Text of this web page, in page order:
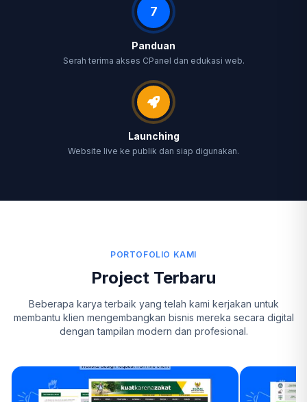
7
Panduan
Serah terima akses CPanel dan edukasi web.
Launching
Website live ke publik dan siap digunakan.
PORTOFOLIO KAMI
Project Terbaru
Beberapa karya terbaik yang telah kami kerjakan untuk
membantu klien mengembangkan bisnis mereka secara digital
dengan tampilan modern dan profesional.